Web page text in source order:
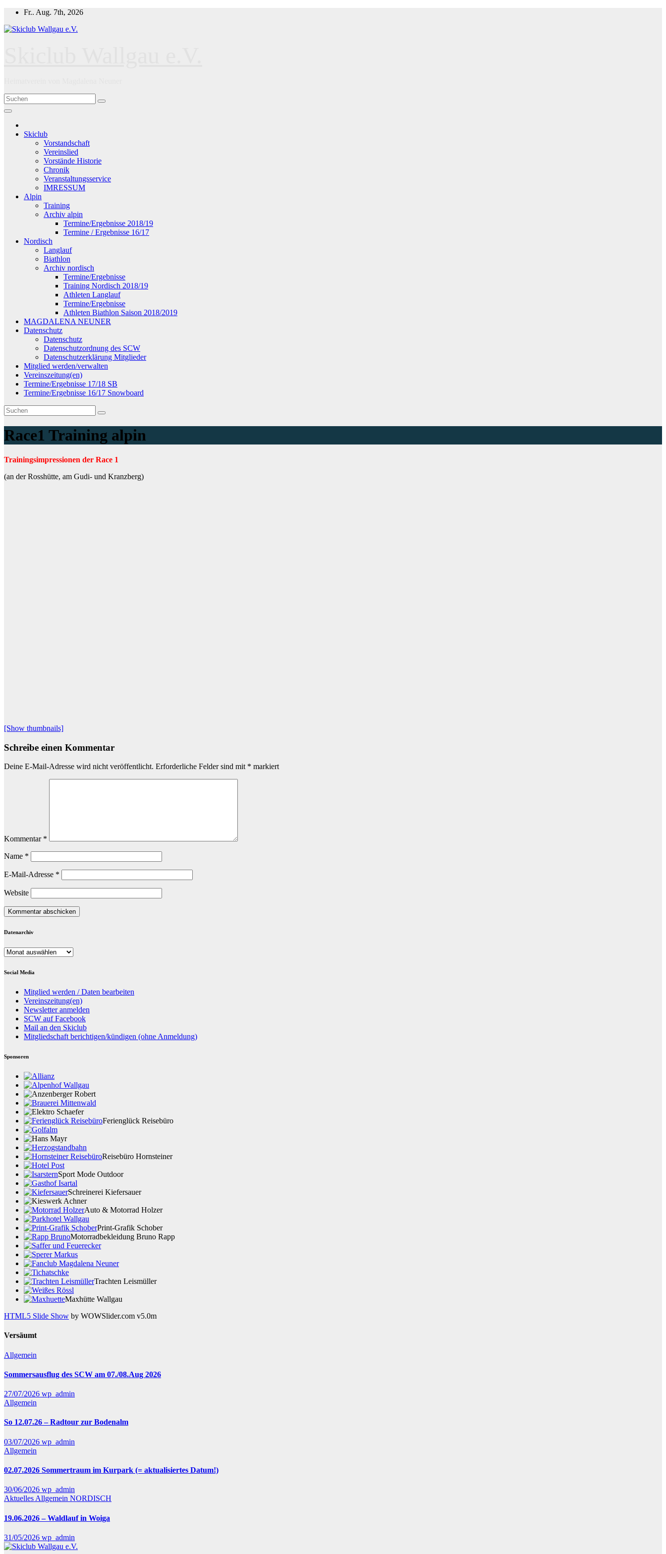
Zum
springen
Fr.. Aug. 7th, 2026
Skiclub
Vorstandschaft
Vereinslied
Vorstände Historie
Chronik
Veranstaltungsservice
IMRESSUM
Alpin
Training
Archiv alpin
Termine/Ergebnisse 2018/19
Termine / Ergebnisse 16/17
Nordisch
Langlauf
Biathlon
Archiv nordisch
Termine/Ergebnisse
Training Nordisch 2018/19
Athleten Langlauf
Termine/Ergebnisse
Athleten Biathlon Saison 2018/2019
MAGDALENA NEUNER
Datenschutz
Datenschutz
Datenschutzordnung des SCW
Datenschutzerklärung Mitglieder
Mitglied werden/verwalten
Vereinszeitung(en)
Termine/Ergebnisse 17/18 SB
Termine/Ergebnisse 16/17 Snowboard
Race1 Training alpin
Trainingsimpressionen der Race 1
(an der Rosshütte, am Gudi- und Kranzberg)
[Show thumbnails]
Schreibe einen Kommentar
Deine E-Mail-Adresse wird nicht veröffentlicht. Erforderliche Felder sind mit * markiert
Kommentar *
Name *
E-Mail-Adresse *
Website
Datenarchiv
Datenarchiv
Social Media
Mitglied werden / Daten bearbeiten
Vereinszeitung(en)
Newsletter anmelden
SCW auf Facebook
Mail an den Skiclub
Mitgliedschaft berichtigen/kündigen (ohne Anmeldung)
Sponsoren
Ferienglück Reisebüro
Reisebüro Hornsteiner
Sport Mode Outdoor
Schreinerei Kiefersauer
Auto & Motorrad Holzer
Print-Grafik Schober
Motorradbekleidung Bruno Rapp
Trachten Leismüller
Maxhütte Wallgau
HTML5 Slide Show by WOWSlider.com v5.0m
Versäumt
Allgemein
Sommersausflug des SCW am 07./08.Aug 2026
27/07/2026 wp_admin
Allgemein
So 12.07.26 – Radtour zur Bodenalm
03/07/2026 wp_admin
Allgemein
02.07.2026 Sommertraum im Kurpark (= aktualisiertes Datum!)
30/06/2026 wp_admin
Aktuelles Allgemein NORDISCH
19.06.2026 – Waldlauf in Woiga
31/05/2026 wp_admin